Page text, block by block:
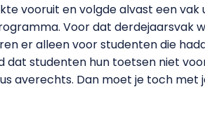
vooruit en volgde alvast een
Voor dat derdejaarsvak
er alleen voor studenten die
dat studenten hun toetsen niet
averechts. Dan moet je toch met